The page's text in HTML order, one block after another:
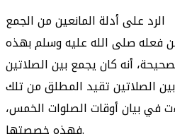
الرد على أدلة المانعين من الجمع
فعله صلى الله عليه وسلم بهذه
الصلاتين تقيد المطلق من تلك
في بيان أوقات الصلوات الخمس،